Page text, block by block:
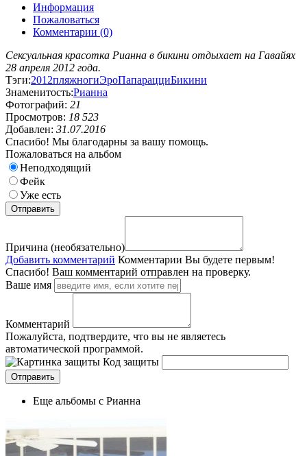
Информация
Пожаловаться
Комментарии (0)
Сексуальная красотка Рианна в бикини отдыхает на Гавайях
28 апреля 2012 года.
Тэги:2012пляжногиЭроПапарацциБикини
Знаменитость:Рианна
Фотографий: 21
Просмотров: 18 523
Добавлен: 31.07.2016
Спасибо! Мы благодарны за вашу помощь.
Пожаловаться на альбом
Неподходящий
Фейк
Уже есть
Причина (необязательно)
Добавить комментарий Комментарии Вы будете первым!
Спасибо! Ваш комментарий отправлен на проверку.
Ваше имя
Комментарий
Пожалуйста, подтвердите, что вы не являетесь
автоматической программой.
Код защиты
Еще альбомы с Рианна